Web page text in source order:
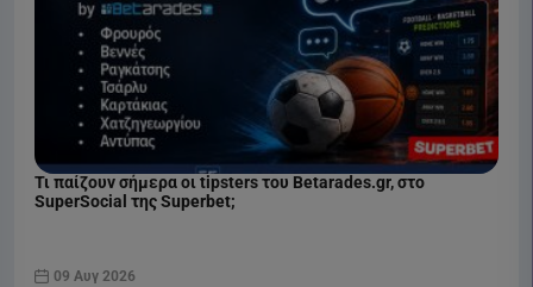
Τι παίζουν σήμερα οι tipsters του Betarades.gr, στο
SuperSocial της Superbet;
09 Αυγ 2026